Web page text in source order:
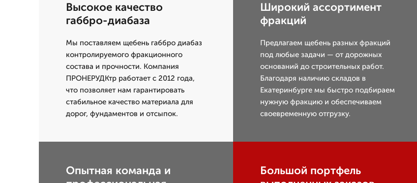
Высокое качество
габбро-диабаза
Мы поставляем щебень габбро диабаз
контролируемого фракционного
состава и прочности. Компания
ПРОНЕРУДКтр работает с 2012 года,
что позволяет нам гарантировать
стабильное качество материала для
дорог, фундаментов и отсыпок.
Широкий ассортимент
фракций
Предлагаем щебень разных фракций
под любые задачи — от дорожных
оснований до строительных работ.
Благодаря наличию складов в
Екатеринбурге мы быстро подбираем
нужную фракцию и обеспечиваем
своевременную отгрузку.
Опытная команда и
Большой портфель